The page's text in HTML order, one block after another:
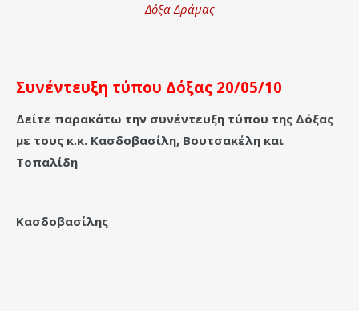
Δόξα Δράμας
Συνέντευξη τύπου Δόξας 20/05/10
Δείτε παρακάτω την συνέντευξη τύπου της Δόξας
με τους κ.κ. Κασδοβασίλη, Βουτσακέλη και
Τοπαλίδη
Κασδοβασίλης